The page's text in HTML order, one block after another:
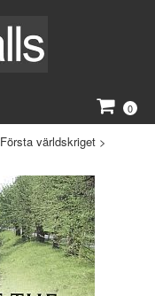
0
Första världskriget >